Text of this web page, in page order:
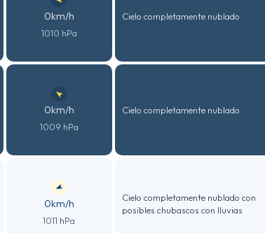
0km/h
1010 hPa
Cielo completamente nublado
0km/h
1009 hPa
Cielo completamente nublado
0km/h
1011 hPa
Cielo completamente nublado con
posibles chubascos con lluvias